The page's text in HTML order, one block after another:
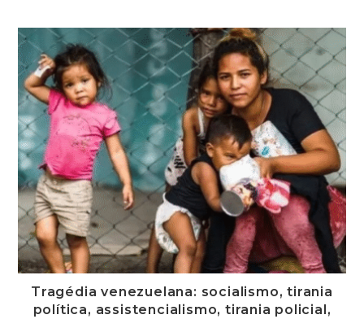
Tragédia venezuelana: socialismo, tirania
política, assistencialismo, tirania policial,